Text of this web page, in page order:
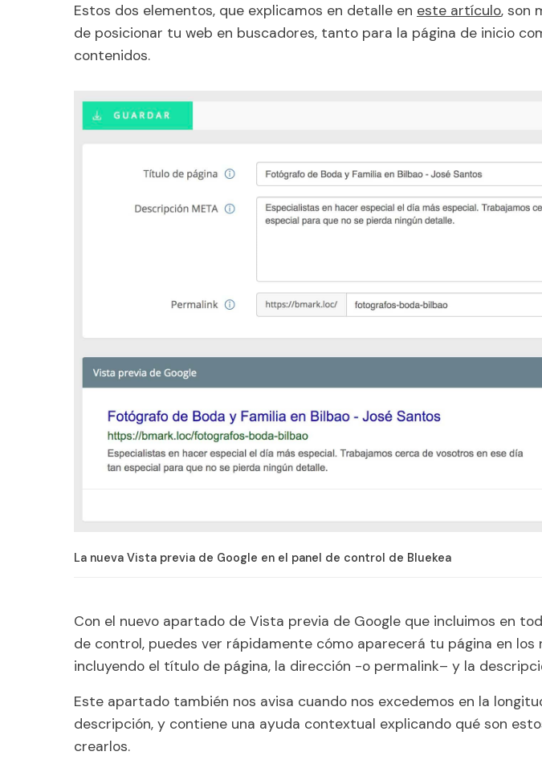
Estos dos elementos, que explicamos en detalle en este artículo, son
de posicionar tu web en buscadores, tanto para la página de inicio
contenidos.
La nueva Vista previa de Google en el panel de control de Bluekea
Con el nuevo apartado de Vista previa de Google que incluimos en
de control, puedes ver rápidamente cómo aparecerá tu página en los
incluyendo el título de página, la dirección -o permalink– y la
Este apartado también nos avisa cuando nos excedemos en la
descripción, y contiene una ayuda contextual explicando qué son
crearlos.